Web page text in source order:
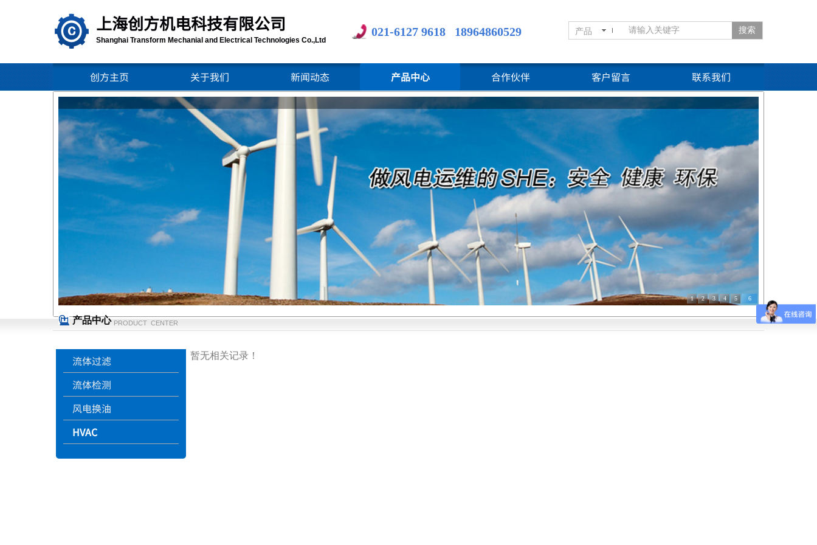
上海创方机电科技有限公司 产品 搜索
021-6127 9618 18964860529
Shanghai Transform Mechanial and Electrical Technologies Co.,Ltd
创方主页 关于我们 新闻动态 产品中心 合作伙伴 客户留言 联系我们
产品中心 PRODUCT CENTER
流体过滤
流体检测
风电换油
HVAC
暂无相关记录！